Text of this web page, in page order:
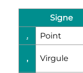
Signe
.
Point
, Virgule